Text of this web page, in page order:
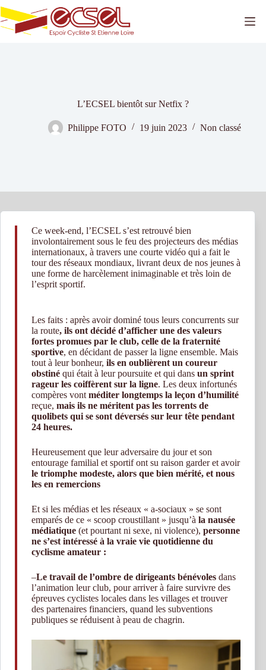
Passer
au
contenu
L’ECSEL bientôt sur Netfix ?
Philippe FOTO 19 juin 2023 Non classé
Ce week-end, l’ECSEL s’est retrouvé bien
involontairement sous le feu des projecteurs des médias
internationaux, à travers une courte vidéo qui a fait le
tour des réseaux mondiaux, livrant deux de nos jeunes à
une forme de harcèlement inimaginable et très loin de
l’esprit sportif.
Les faits : après avoir dominé tous leurs concurrents sur
la route, ils ont décidé d’afficher une des valeurs
fortes promues par le club, celle de la fraternité
sportive, en décidant de passer la ligne ensemble. Mais
tout à leur bonheur, ils en oublièrent un coureur
obstiné qui était à leur poursuite et qui dans un sprint
rageur les coiffèrent sur la ligne. Les deux infortunés
compères vont méditer longtemps la leçon d’humilité
reçue, mais ils ne méritent pas les torrents de
quolibets qui se sont déversés sur leur tête pendant
24 heures.
Heureusement que leur adversaire du jour et son
entourage familial et sportif ont su raison garder et avoir
le triomphe modeste, alors que bien mérité, et nous
les en remercions
Et si les médias et les réseaux « a-sociaux » se sont
emparés de ce « scoop croustillant » jusqu’à la nausée
médiatique (et pourtant ni sexe, ni violence), personne
ne s’est intéressé à la vraie vie quotidienne du
cyclisme amateur :
–Le travail de l’ombre de dirigeants bénévoles dans
l’animation leur club, pour arriver à faire survivre des
épreuves cyclistes locales dans les villages et trouver
des partenaires financiers, quand les subventions
publiques se réduisent à peau de chagrin.